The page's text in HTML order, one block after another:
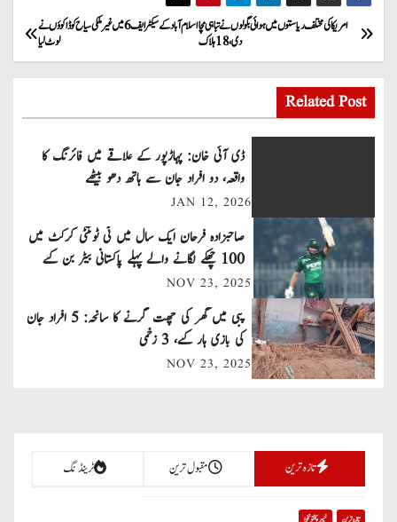
P
o
s
t
a
v
i
g
a
o
اسلام آباد کے سیکٹر ایف 6 میں غیر ملکی سیاح کو ڈاکوؤں نے
لوٹ لیا
امریکا کی مختلف ریاستوں میں ہوائی بگولوں نے تباہی مچا
دی، 18ہلا ک
Related Post
ڈی آئی خان: پہاڑپور کے علاقے میں فائرنگ کا
واقعہ، دو افراد جان سے ہاتھ دھو بیٹھے
JAN 12, 2026
صاحبزادہ فرحان ایک سال میں ٹی ٹوئنٹی کرکٹ میں
100 چھکے لگانے والے پہلے پاکستانی بیٹر بن گئے
NOV 23, 2025
پبی میں گھر کی چھت گرنے کا سانحہ: 5 افراد جان
کی بازی ہار گئے، 3 زخمی
NOV 23, 2025
تازہ ترین مقبول ترین ٹرینڈنگ